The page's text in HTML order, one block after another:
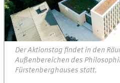
Der Aktionstag findet in den
Außenbereichen des
Fürstenberghauses statt.